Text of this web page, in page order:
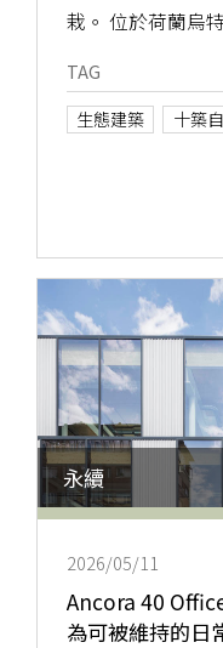
栽。 位於荷蘭烏
TAG
生態建築
十築
永續
2026/05/11
Ancora 40
為可被維持的日